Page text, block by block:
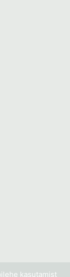
kasutamist